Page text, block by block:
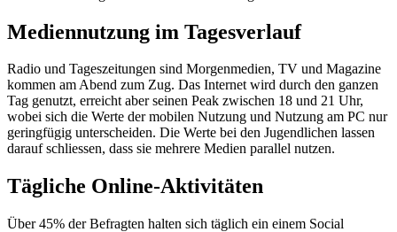
Mediennutzung im Tagesverlauf
Radio und Tageszeitungen sind Morgenmedien, TV und Magazine
kommen am Abend zum Zug. Das Internet wird durch den ganzen
Tag genutzt, erreicht aber seinen Peak zwischen 18 und 21 Uhr,
wobei sich die Werte der mobilen Nutzung und Nutzung am PC nur
geringfügig unterscheiden. Die Werte bei den Jugendlichen lassen
darauf schliessen, dass sie mehrere Medien parallel nutzen.
Tägliche Online-Aktivitäten
Über 45% der Befragten halten sich täglich ein einem Social